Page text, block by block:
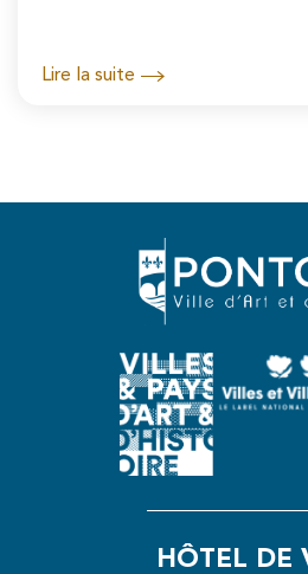
Lire la suite
HÔTEL DE